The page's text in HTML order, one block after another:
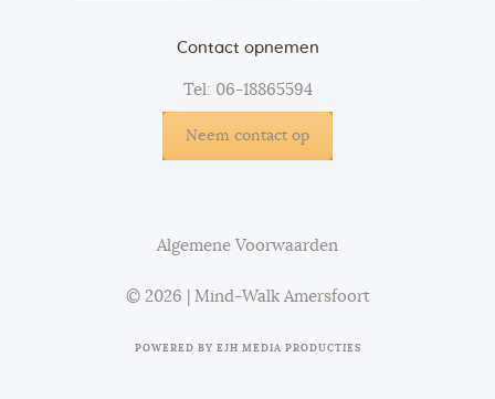
Contact opnemen
Tel: 06-18865594
Neem contact op
Algemene Voorwaarden
© 2026 | Mind-Walk Amersfoort
POWERED BY EJH MEDIA PRODUCTIES